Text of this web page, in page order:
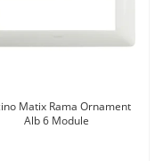
Matix Rama Ornament
Alb 6 Module